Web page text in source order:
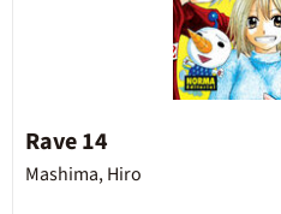
Rave 14
Mashima, Hiro